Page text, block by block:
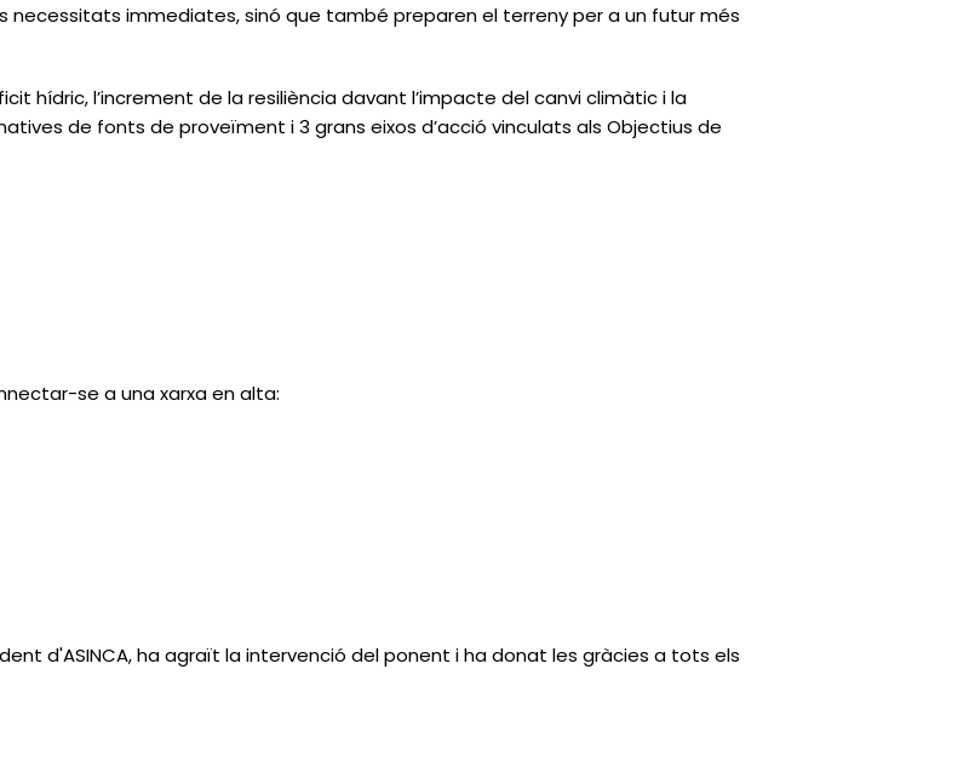
necessitats immediates, sinó que també preparen el terreny per a un futur més
hídric, l’increment de la resiliència davant l’impacte del canvi climàtic i la
de fonts de proveïment i 3 grans eixos d’acció vinculats als Objectius de
se a una xarxa en alta:
d'ASINCA, ha agraït la intervenció del ponent i ha donat les gràcies a tots els